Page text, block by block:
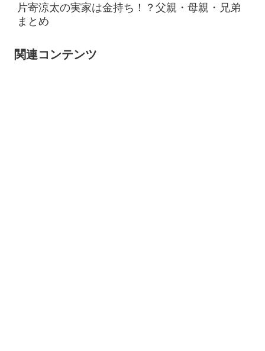
片寄涼太の実家は金持ち！？父親・母親・兄弟
まとめ
関連コンテンツ